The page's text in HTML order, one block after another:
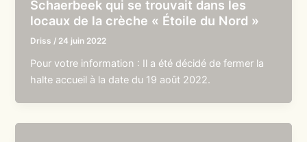
Schaerbeek qui se trouvait dans les
locaux de la crèche « Étoile du Nord »
Driss / 24 juin 2022
Pour votre information : Il a été décidé de fermer la
halte accueil à la date du 19 août 2022.